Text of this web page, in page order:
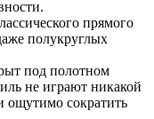
прямого
полукруглых
под полотном
не играют никакой
сократить